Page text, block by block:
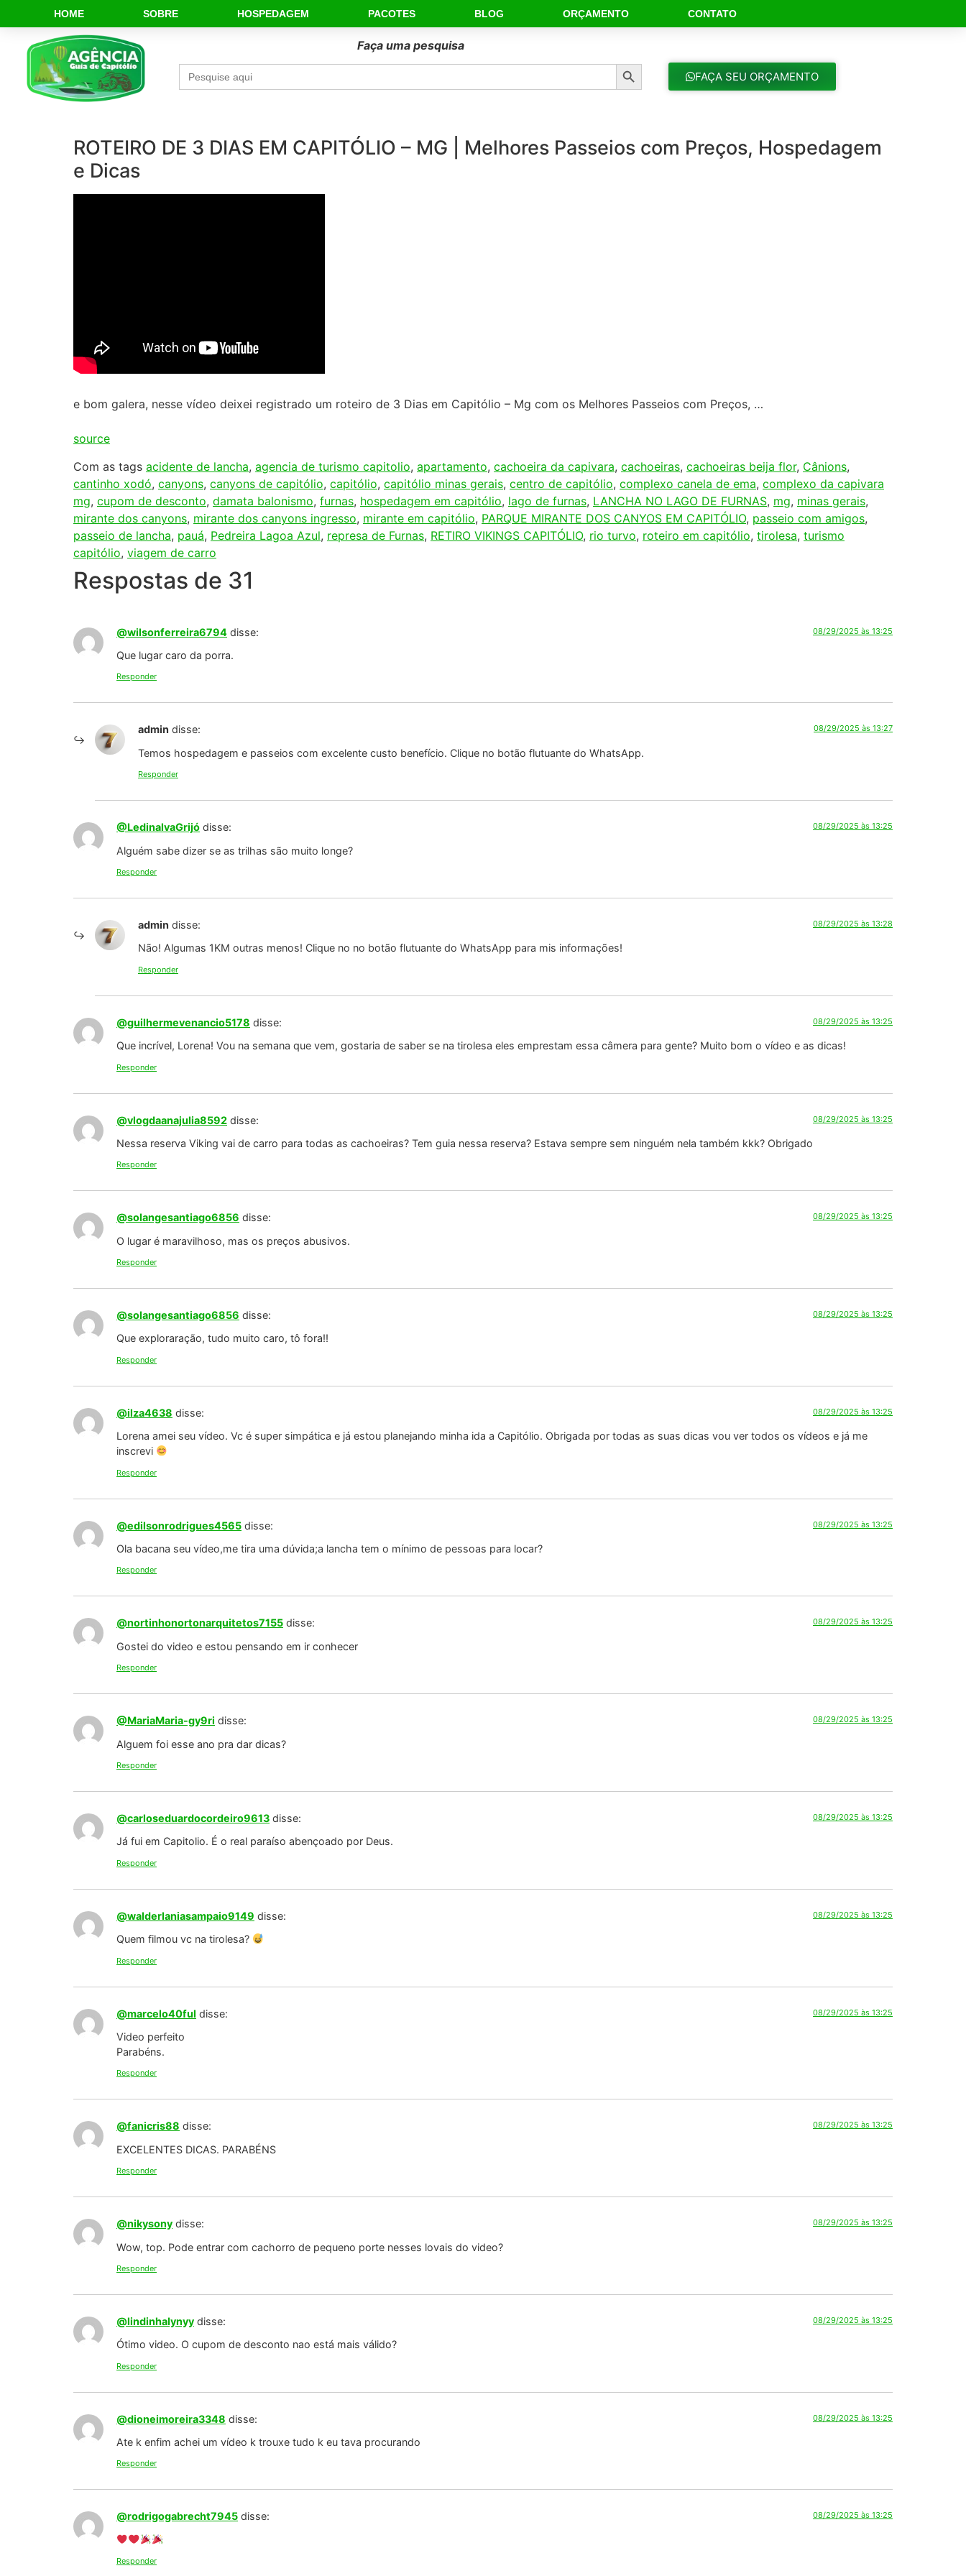
HOME SOBRE HOSPEDAGEM PACOTES BLOG ORÇAMENTO CONTATO
Faça uma pesquisa
Search
for:
Search Button
FAÇA SEU ORÇAMENTO
ROTEIRO DE 3 DIAS EM CAPITÓLIO – MG | Melhores Passeios com Preços, Hospedagem
e Dicas
e bom galera, nesse vídeo deixei registrado um roteiro de 3 Dias em Capitólio – Mg com os Melhores Passeios com Preços, …
source
Com as tags acidente de lancha, agencia de turismo capitolio, apartamento, cachoeira da capivara, cachoeiras, cachoeiras beija flor, Cânions,
cantinho xodó, canyons, canyons de capitólio, capitólio, capitólio minas gerais, centro de capitólio, complexo canela de ema, complexo da capivara
mg, cupom de desconto, damata balonismo, furnas, hospedagem em capitólio, lago de furnas, LANCHA NO LAGO DE FURNAS, mg, minas gerais,
mirante dos canyons, mirante dos canyons ingresso, mirante em capitólio, PARQUE MIRANTE DOS CANYOS EM CAPITÓLIO, passeio com amigos,
passeio de lancha, pauá, Pedreira Lagoa Azul, represa de Furnas, RETIRO VIKINGS CAPITÓLIO, rio turvo, roteiro em capitólio, tirolesa, turismo
capitólio, viagem de carro
Respostas de 31
@wilsonferreira6794 disse: 08/29/2025 às 13:25
Que lugar caro da porra.
Responder
admin disse: 08/29/2025 às 13:27
Temos hospedagem e passeios com excelente custo benefício. Clique no botão flutuante do WhatsApp.
Responder
@LedinalvaGrijó disse: 08/29/2025 às 13:25
Alguém sabe dizer se as trilhas são muito longe?
Responder
admin disse: 08/29/2025 às 13:28
Não! Algumas 1KM outras menos! Clique no no botão flutuante do WhatsApp para mis informações!
Responder
@guilhermevenancio5178 disse: 08/29/2025 às 13:25
Que incrível, Lorena! Vou na semana que vem, gostaria de saber se na tirolesa eles emprestam essa câmera para gente? Muito bom o vídeo e as dicas!
Responder
@vlogdaanajulia8592 disse: 08/29/2025 às 13:25
Nessa reserva Viking vai de carro para todas as cachoeiras? Tem guia nessa reserva? Estava sempre sem ninguém nela também kkk? Obrigado
Responder
@solangesantiago6856 disse: 08/29/2025 às 13:25
O lugar é maravilhoso, mas os preços abusivos.
Responder
@solangesantiago6856 disse: 08/29/2025 às 13:25
Que exploraração, tudo muito caro, tô fora!!
Responder
@ilza4638 disse: 08/29/2025 às 13:25
Lorena amei seu vídeo. Vc é super simpática e já estou planejando minha ida a Capitólio. Obrigada por todas as suas dicas vou ver todos os vídeos e já me
inscrevi
Responder
@edilsonrodrigues4565 disse: 08/29/2025 às 13:25
Ola bacana seu vídeo,me tira uma dúvida;a lancha tem o mínimo de pessoas para locar?
Responder
@nortinhonortonarquitetos7155 disse: 08/29/2025 às 13:25
Gostei do video e estou pensando em ir conhecer
Responder
@MariaMaria-gy9ri disse: 08/29/2025 às 13:25
Alguem foi esse ano pra dar dicas?
Responder
@carloseduardocordeiro9613 disse: 08/29/2025 às 13:25
Já fui em Capitolio. É o real paraíso abençoado por Deus.
Responder
@walderlaniasampaio9149 disse: 08/29/2025 às 13:25
Quem filmou vc na tirolesa?
Responder
@marcelo40ful disse: 08/29/2025 às 13:25
Video perfeito
Parabéns.
Responder
@fanicris88 disse: 08/29/2025 às 13:25
EXCELENTES DICAS. PARABÉNS
Responder
@nikysony disse: 08/29/2025 às 13:25
Wow, top. Pode entrar com cachorro de pequeno porte nesses lovais do video?
Responder
@lindinhalynyy disse: 08/29/2025 às 13:25
Ótimo video. O cupom de desconto nao está mais válido?
Responder
@dioneimoreira3348 disse: 08/29/2025 às 13:25
Ate k enfim achei um vídeo k trouxe tudo k eu tava procurando
Responder
@rodrigogabrecht7945 disse: 08/29/2025 às 13:25
Responder